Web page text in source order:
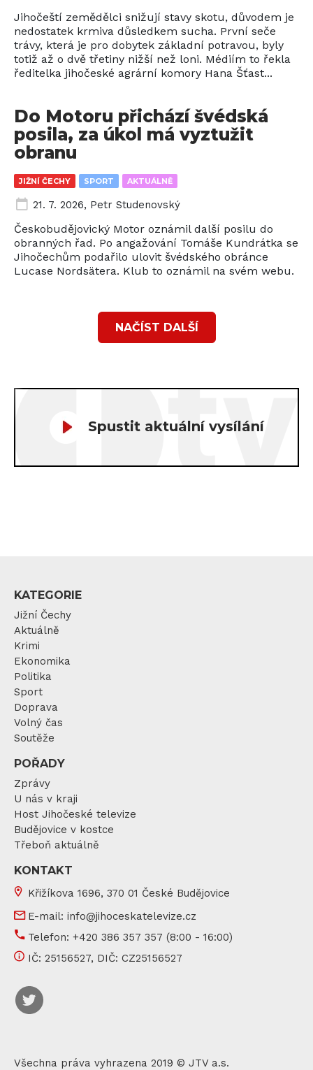
Jihočeští zemědělci snižují stavy skotu, důvodem je
nedostatek krmiva důsledkem sucha. První seče
trávy, která je pro dobytek základní potravou, byly
totiž až o dvě třetiny nižší než loni. Médiím to řekla
ředitelka jihočeské agrární komory Hana Šťast...
JIŽNÍ ČECHY SPORT AKTUÁLNĚ
Do Motoru přichází švédská
posila, za úkol má vyztužit
obranu
21. 7. 2026, Petr Studenovský
Českobudějovický Motor oznámil další posilu do
obranných řad. Po angažování Tomáše Kundrátka se
Jihočechům podařilo ulovit švédského obránce
Lucase Nordsätera. Klub to oznámil na svém webu.
NAČÍST DALŠÍ
Spustit aktuální vysílání
KATEGORIE
Jižní Čechy
Aktuálně
Krimi
Ekonomika
Politika
Sport
Doprava
Volný čas
Soutěže
POŘADY
Zprávy
U nás v kraji
Host Jihočeské televize
Budějovice v kostce
Třeboň aktuálně
KONTAKT
Křižíkova 1696, 370 01 České Budějovice
E-mail: info@jihoceskatelevize.cz
Telefon: +420 386 357 357 (8:00 - 16:00)
IČ: 25156527, DIČ: CZ25156527
Všechna práva vyhrazena 2019 © JTV a.s.